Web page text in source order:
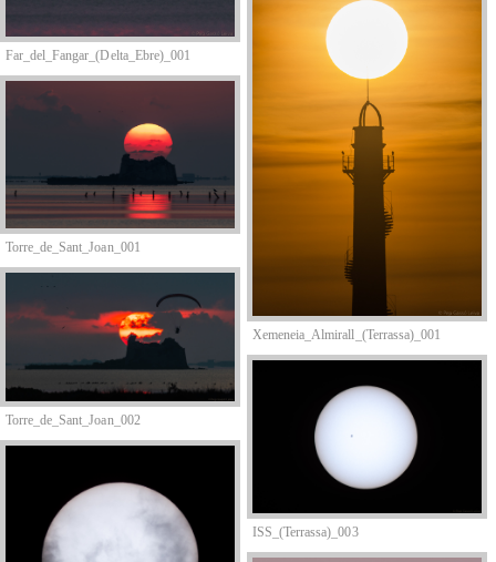
Far_del_Fangar_(Delta_Ebre)_001
Xemeneia_Almirall_(Terrassa)_001
Torre_de_Sant_Joan_001
Torre_de_Sant_Joan_002
ISS_(Terrassa)_003